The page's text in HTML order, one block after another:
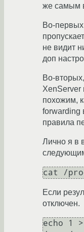
же самым
Во-
не видит
доп
Во-
XenServer
похожим,
forwarding
правила
Лично я в
Если
отключен.
echo 1 >